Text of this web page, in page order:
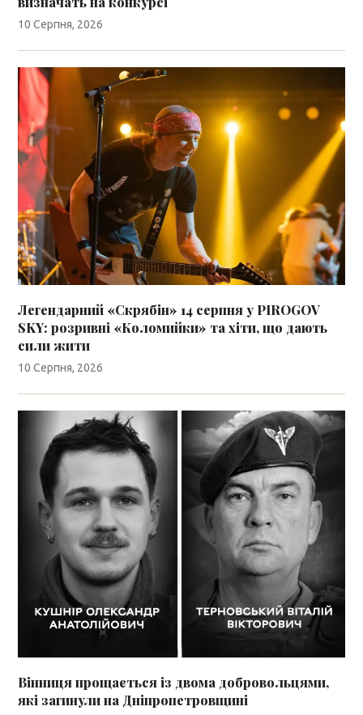
10 Серпня, 2026
Легендарний «Скрябін» 14 серпня у PIROGOV
SKY: розривні «Коломийки» та хіти, що дають
сили жити
10 Серпня, 2026
Вінниця прощається із двома добровольцями,
які загинули на Дніпропетровщині